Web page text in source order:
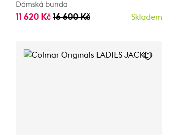
Dámská bunda
11 620 Kč 16 600 Kč Skladem